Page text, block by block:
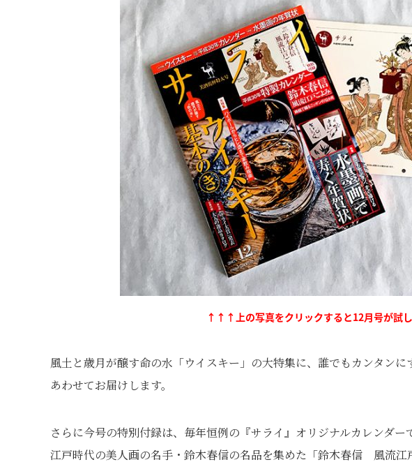
↑↑↑上の写真をクリックすると12月号が試し
風土と歳月が醸す命の水「ウイスキー」の大特集に、誰でもカンタン
あわせてお届けします。
さらに今号の特別付録は、毎年恒例の『サライ』オリジナルカレンダー
江戸時代の美人画の名手・鈴木春信の名品を集めた「鈴木春信 風流江